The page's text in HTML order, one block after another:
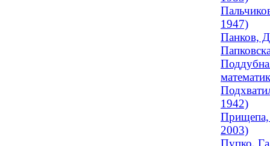
1947)
Панков,
1942)
Прищепа,
2003)